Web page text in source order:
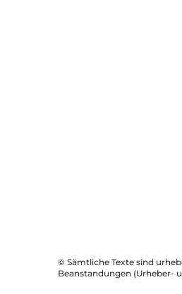
© Sämtliche Texte sind
Beanstandungen (Urheber-